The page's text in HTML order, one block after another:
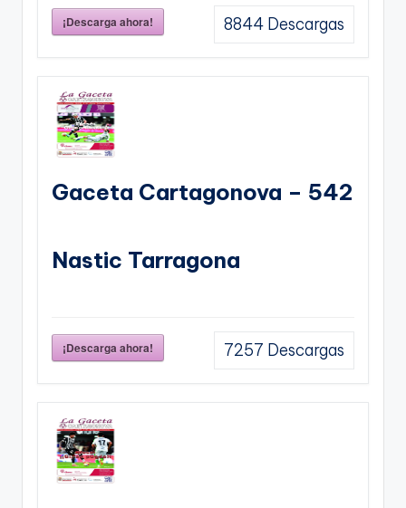
¡Descarga ahora! 8844 Descargas
Gaceta Cartagonova – 542
Nastic Tarragona
¡Descarga ahora! 7257 Descargas